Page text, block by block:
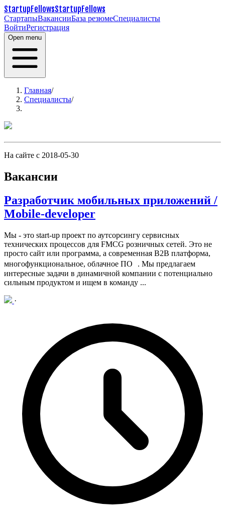
StartupFellowsStartupFellows
СтартапыВакансииБаза резюмеСпециалисты
ВойтиРегистрация
Open menu
Главная/
Специалисты/
На сайте с 2018-05-30
Вакансии
Разработчик мобильных приложений /
Mobile-developer
Мы - это start-up проект по аутсорсингу сервисных
технических процессов для FMCG розничных сетей. Это не
просто сайт или программа, а современная B2B платформа,
многофункциональное, облачное ПО . Мы предлагаем
интересные задачи в динамичной компании с потенциально
сильным продуктом и ищем в команду ...
·